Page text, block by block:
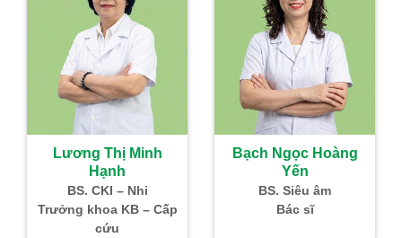
Lương Thị Minh
Hạnh
BS. CKI – Nhi
Trưởng khoa KB – Cấp
cứu
Bạch Ngọc Hoàng
Yến
BS. Siêu âm
Bác sĩ